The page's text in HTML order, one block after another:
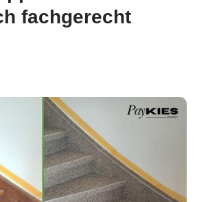
fachgerecht